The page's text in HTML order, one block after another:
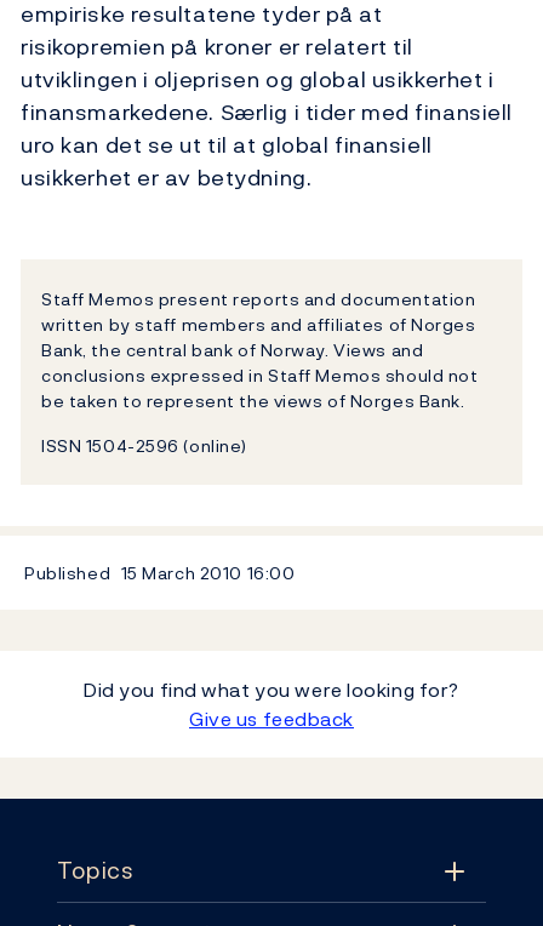
empiriske resultatene tyder på at
risikopremien på kroner er relatert til
utviklingen i oljeprisen og global usikkerhet i
finansmarkedene. Særlig i tider med finansiell
uro kan det se ut til at global finansiell
usikkerhet er av betydning.
Staff Memos present reports and documentation
written by staff members and affiliates of Norges
Bank, the central bank of Norway. Views and
conclusions expressed in Staff Memos should not
be taken to represent the views of Norges Bank.
ISSN 1504-2596 (online)
Published 15 March 2010 16:00
Did you find what you were looking for?
Give us feedback
Topics